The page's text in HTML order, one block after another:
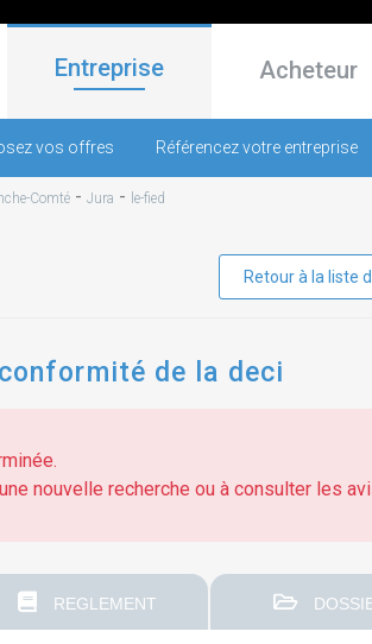
Entreprise Acheteur
vos offres Référencez votre entreprise
Comté - Jura - le-fied
Retour à la liste
de la deci
nouvelle recherche ou à consulter les
REGLEMENT